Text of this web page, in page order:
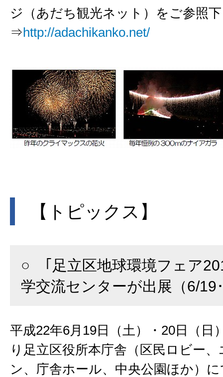
ジ（あだち観光ネット）をご参照
⇒http://adachikanko.net/
【トピックス】
○ ｢足立区地球環境フェア
学交流センターが出展（6/19
平成22年6月19日（土）・20日（日
り足立区役所本庁舎（区民ロビー
ン、庁舎ホール、中央公園ほか）